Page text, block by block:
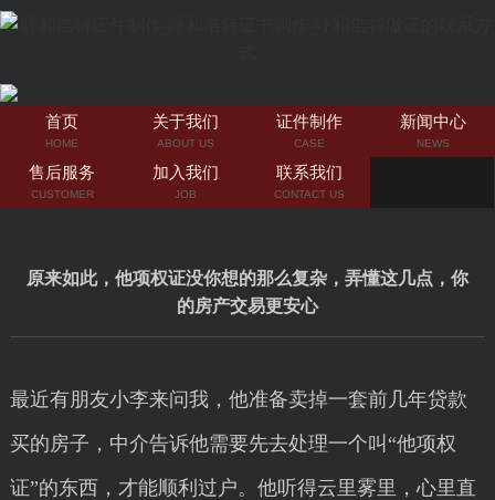
首页
HOME
关于我们
ABOUT US
证件制作
CASE
新闻中心
NEWS
售后服务
CUSTOMER
加入我们
JOB
联系我们
CONTACT US
原来如此，他项权证没你想的那么复杂，弄懂这几点，你
的房产交易更安心
最近有朋友小李来问我，他准备卖掉一套前几年贷款
买的房子，中介告诉他需要先去处理一个叫“他项权
证”的东西，才能顺利过户。他听得云里雾里，心里直